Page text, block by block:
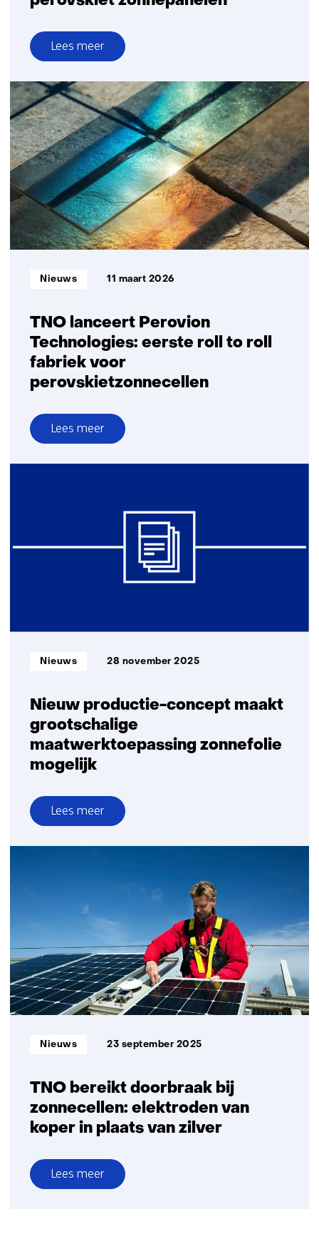
Lees meer
over
TNO,
Perovion
en
Lift
PV
bundelen
krachten
voor
Nederlandse
productie
flexibele
zonnepanelen
TNO lanceert Perovion
Technologies: eerste roll to roll
fabriek voor
perovskietzonnecellen
Informatietype:
Nieuws 11 maart 2026
Lees meer
over
TNO
roll
perovskietzonnecellen
Nieuw productie-concept maakt
grootschalige
maatwerktoepassing zonnefolie
mogelijk
Informatietype:
Nieuws 28 november 2025
Lees meer
over
Nieuw
grootschalige
zonnefolie
mogelijk
TNO bereikt doorbraak bij
zonnecellen: elektroden van
koper in plaats van zilver
Informatietype:
Nieuws 23 september 2025
Lees meer
over